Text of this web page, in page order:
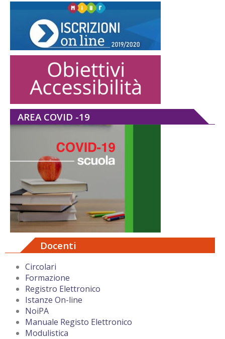
AREA COVID -19
Docenti
Circolari
Formazione
Registro Elettronico
Istanze On-line
NoiPA
Manuale Registo Elettronico
Modulistica